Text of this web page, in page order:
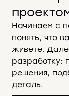
Начинаем с
понять, что
живете.
разработку:
решения,
деталь.